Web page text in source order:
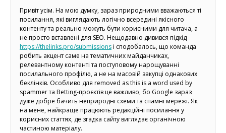
Koupit
Привіт усім. На мою думку, зараз природними вважаються ті
посилання, які виглядають логічно всередині якісного
контенту та реально можуть бути корисними для читача, а
не просто вставлені для SEO. Нещодавно дивився підхід
https://thelinks.pro/submissionsі сподобалось, що команда
робить акцент саме на тематичних майданчиках,
релевантному контенті та поступовому нарощуванні
посилального профілю, а не на масовій закупці однакових
беклінків. Особливо для removed as this is a word used by
spammer та Betting-проєктів це важливо, бо Google зараз
дуже добре бачить неприродні схеми та спамні мережі. Як
на мене, найкраще працюють редакційні посилання у
корисних статтях, де згадка сайту виглядає органічною
частиною матеріалу.